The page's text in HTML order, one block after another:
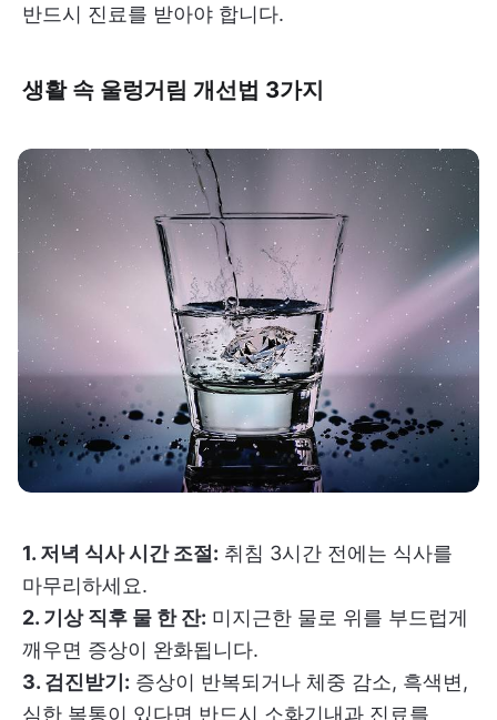
반드시 진료를 받아야 합니다.
생활 속 울렁거림 개선법 3가지
1. 저녁 식사 시간 조절: 취침 3시간 전에는 식사를
마무리하세요.
2. 기상 직후 물 한 잔: 미지근한 물로 위를 부드럽게
깨우면 증상이 완화됩니다.
3. 검진받기: 증상이 반복되거나 체중 감소, 흑색변,
심한 복통이 있다면 반드시 소화기내과 진료를